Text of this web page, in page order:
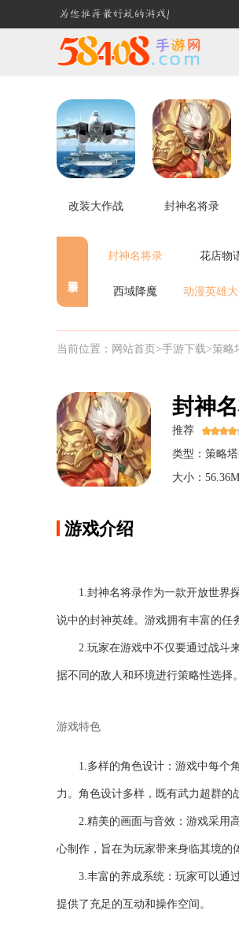
改装大作战 封神名将录
封神名将录 花店物
西域降魔 动漫英雄
当前位置： 网站首页>手游下载>策略
封神
推荐
类型：策略
大小：
游戏介绍
1.封神名将录作为一款开放世界
说中的封神英雄。游戏拥有丰富的任
2.玩家在游戏中不仅要通过战斗
据不同的敌人和环境进行策略性选择
游戏特色
1.多样的角色设计：游戏中每个
力。角色设计多样，既有武力超群的
2.精美的画面与音效：游戏采用
心制作，旨在为玩家带来身临其境的
3.丰富的养成系统：玩家可以通
提供了充足的互动和操作空间。